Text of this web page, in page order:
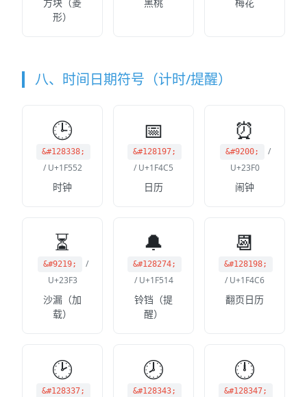
形）
八、时间日期符号（计时/提醒）
🕒
&#128338;
/ U+1F552
时钟
📅
&#128197;
/ U+1F4C5
日历
⏰
&#9200;
/
U+23F0
闹钟
⏳
&#9219;
/
U+23F3
沙漏（加
载）
🔔
&#128274;
/ U+1F514
铃铛（提
醒）
📆
&#128198;
/ U+1F4C6
翻页日历
🕑
&#128337;
🕗
&#128343;
🕛
&#128347;